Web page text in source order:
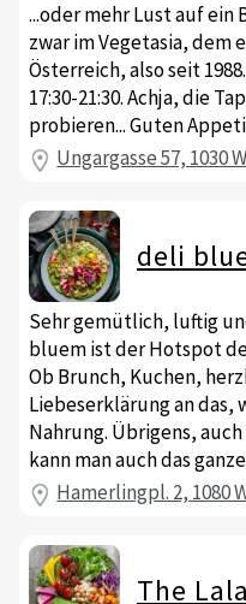
...oder mehr Lust auf ein
zwar im Vegetasia, dem
Österreich, also seit
17:30-21:30. Achja, die
probieren... Guten
Ungargasse 57, 1030
deli
Sehr gemütlich, luftig
bluem ist der Hotspot
Ob Brunch, Kuchen,
Liebeserklärung an das,
Nahrung. Übrigens,
kann man auch das
Hamerlingpl. 2, 1080
The Lala